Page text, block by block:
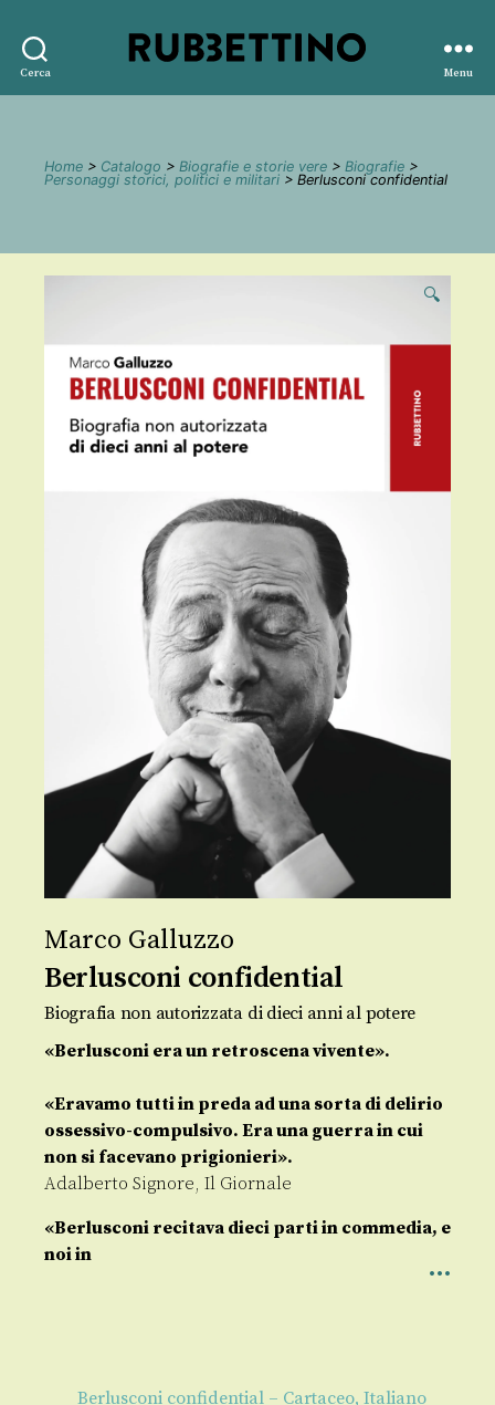
Cerca
editore
Menu
Home > Catalogo > Biografie e storie vere > Biografie >
Personaggi storici, politici e militari > Berlusconi confidential
🔍
Marco Galluzzo
Berlusconi confidential
Biografia non autorizzata di dieci anni al potere
«Berlusconi era un retroscena vivente».
«Eravamo tutti in preda ad una sorta di delirio
ossessivo-compulsivo. Era una guerra in cui
non si facevano prigionieri».
Adalberto Signore, Il Giornale
«Berlusconi recitava dieci parti in commedia, e
noi in
Berlusconi confidential – Cartaceo, Italiano